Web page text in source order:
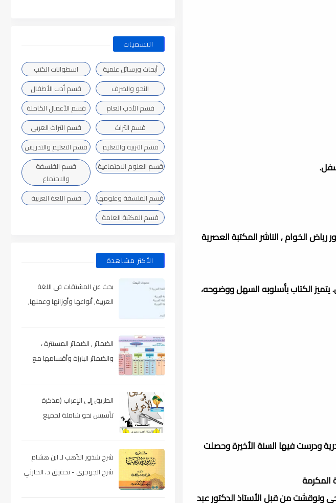
الخوام , الناشر المكتبة العصرية
يتميز الكتاب بأسلوبه السهل ووضوحه،
ودرست فيها السنة الأخيرة وحصلت
المكرمة
ونوقشت من قبل الأستاذ الدكتور عبد
التسميات
أبحاث ورسائل علمية
اسطوانات الكتب
النحو والصرف
قسم أدب الأطفال
قسم الأدب العام
قسم الأعمال الكاملة
قسم التراث
قسم التراث العربى
قسم التربية والتعليم
قسم التعليم والتدريس
قسم العلوم الاجتماعية
قسم الفلسفة
والاجتماع
قسم الفلسفة وعلومها
قسم اللغة العربية
قسم المكتبة العامة
الأكثر مشاهدة
بحث عن المشتقات في اللغة
العربية, أنواعها وأوزانها وعملها,
الضمائر , الضمائر المستترة ،
والضمائر البارزة وأقسامها مع
الطريق إلى الإعراب (مذكرة
تأسيس نحو شاملة لجميع
شرح شذور الذّهب لـ ابن هشام
شرح الجوجرى - تحقيق د. الحارثي